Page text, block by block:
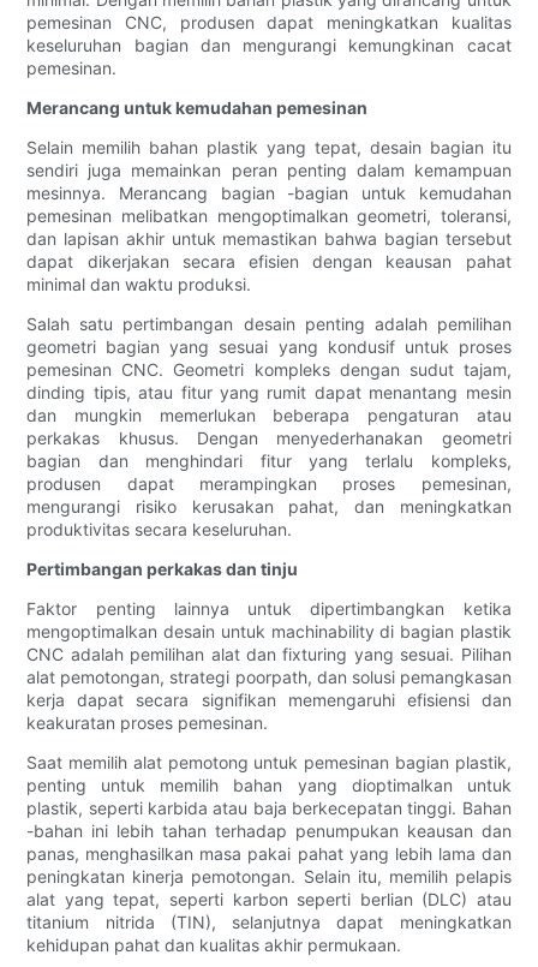
pemesinan CNC, produsen dapat meningkatkan kualitas
keseluruhan bagian dan mengurangi kemungkinan cacat
pemesinan.
Merancang untuk kemudahan pemesinan
Selain memilih bahan plastik yang tepat, desain bagian itu
sendiri juga memainkan peran penting dalam kemampuan
mesinnya. Merancang bagian -bagian untuk kemudahan
pemesinan melibatkan mengoptimalkan geometri, toleransi,
dan lapisan akhir untuk memastikan bahwa bagian tersebut
dapat dikerjakan secara efisien dengan keausan pahat
minimal dan waktu produksi.
Salah satu pertimbangan desain penting adalah pemilihan
geometri bagian yang sesuai yang kondusif untuk proses
pemesinan CNC. Geometri kompleks dengan sudut tajam,
dinding tipis, atau fitur yang rumit dapat menantang mesin
dan mungkin memerlukan beberapa pengaturan atau
perkakas khusus. Dengan menyederhanakan geometri
bagian dan menghindari fitur yang terlalu kompleks,
produsen dapat merampingkan proses pemesinan,
mengurangi risiko kerusakan pahat, dan meningkatkan
produktivitas secara keseluruhan.
Pertimbangan perkakas dan tinju
Faktor penting lainnya untuk dipertimbangkan ketika
mengoptimalkan desain untuk machinability di bagian plastik
CNC adalah pemilihan alat dan fixturing yang sesuai. Pilihan
alat pemotongan, strategi poorpath, dan solusi pemangkasan
kerja dapat secara signifikan memengaruhi efisiensi dan
keakuratan proses pemesinan.
Saat memilih alat pemotong untuk pemesinan bagian plastik,
penting untuk memilih bahan yang dioptimalkan untuk
plastik, seperti karbida atau baja berkecepatan tinggi. Bahan
-bahan ini lebih tahan terhadap penumpukan keausan dan
panas, menghasilkan masa pakai pahat yang lebih lama dan
peningkatan kinerja pemotongan. Selain itu, memilih pelapis
alat yang tepat, seperti karbon seperti berlian (DLC) atau
titanium nitrida (TIN), selanjutnya dapat meningkatkan
kehidupan pahat dan kualitas akhir permukaan.